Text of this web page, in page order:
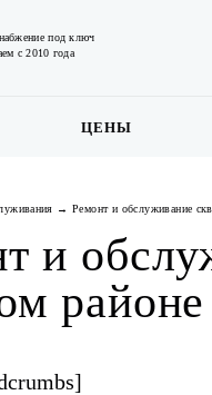
под ключ
с 2010 года
ЦЕНЫ
→Ремонт и обслуживание
и
районе